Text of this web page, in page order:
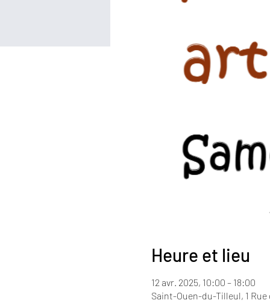
Heure et lieu
12 avr. 2025, 10:00 – 18:00
Saint-Ouen-du-Tilleul, 1